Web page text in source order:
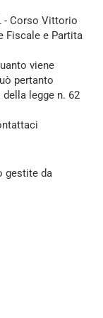
- Corso Vittorio
Fiscale e Partita
viene
pertanto
legge n. 62
gestite da